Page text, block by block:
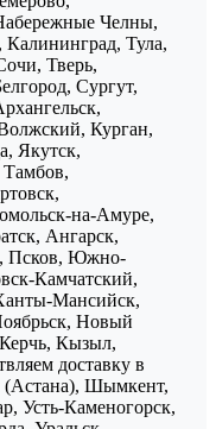
Челны,
Тула,
Тверь,
Сургут,
Курган,
Якутск,
на-Амуре,
Ангарск,
Псков, Южно-
Камчатский,
Мансийск,
Новый
Кызыл,
доставку в
Шымкент,
Усть-Каменогорск,